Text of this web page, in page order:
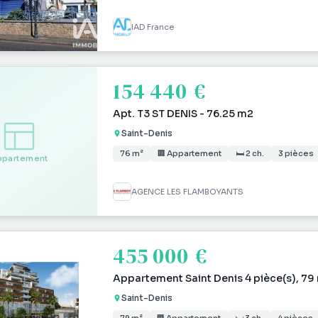
IAD France
154 440 €
Apt. T3 ST DENIS - 76.25 m2
Saint-Denis
76 m² 🏢 Appartement 🛏 2 ch. 3 pièces
AGENCE LES FLAMBOYANTS
455 000 €
Appartement Saint Denis 4 pièce(s), 79
Saint-Denis